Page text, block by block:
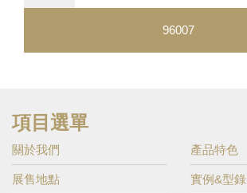
96007
項目選單
關於我們 產品特色
展售地點 實例&型錄